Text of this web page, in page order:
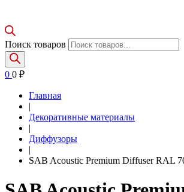
Поиск товаров
0 0 ₽
Главная
|
Декоративные материалы
|
Диффузоры
|
SAB Acoustic Premium Diffuser RAL